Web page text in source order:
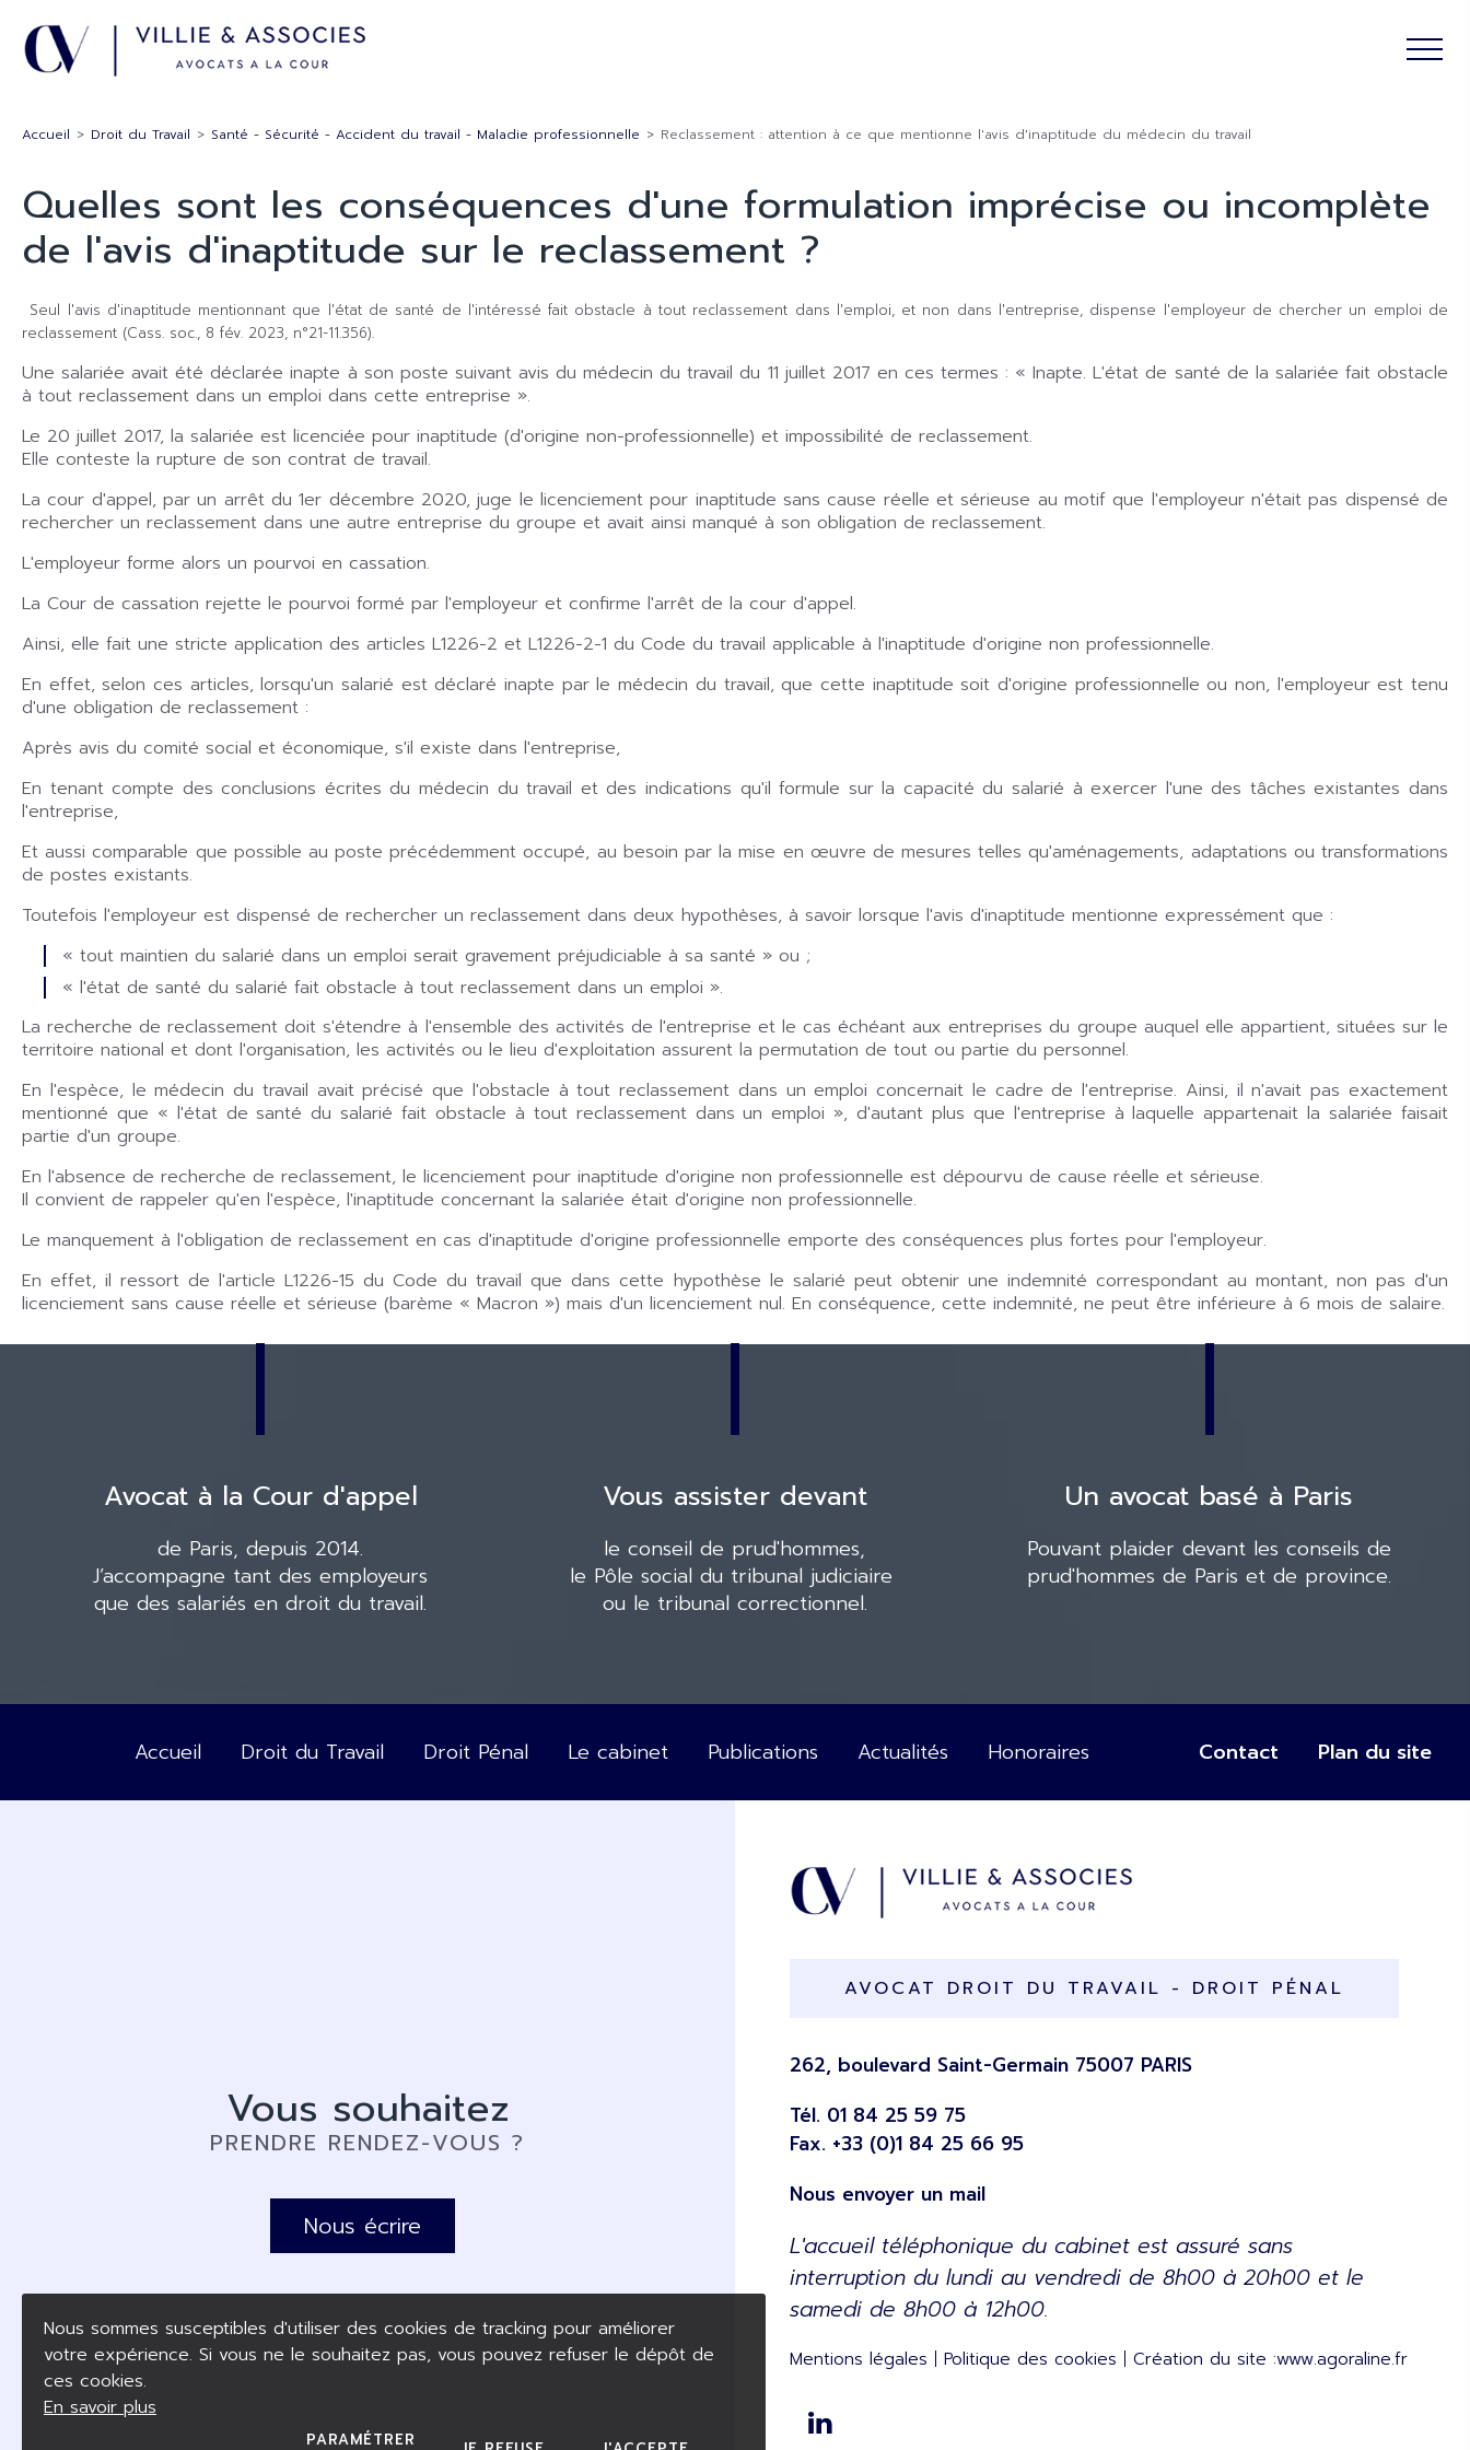
Nous sommes susceptibles d'utiliser des cookies de tracking pour améliorer
votre expérience. Si vous ne le souhaitez pas, vous pouvez refuser le dépôt de
ces cookies.
En savoir plus
PARAMÉTRER
Accueil > Droit du Travail > Santé - Sécurité - Accident du travail - Maladie professionnelle > Reclassement : attention à ce que mentionne l'avis d'inaptitude du médecin du travail
Quelles sont les conséquences d'une formulation imprécise ou incomplète
de l'avis d'inaptitude sur le reclassement ?
Seul l'avis d'inaptitude mentionnant que l'état de santé de l'intéressé fait obstacle à tout reclassement dans l'emploi, et non dans l'entreprise, dispense l'employeur de chercher un emploi de
reclassement (Cass. soc., 8 fév. 2023, n°21-11.356).
Une salariée avait été déclarée inapte à son poste suivant avis du médecin du travail du 11 juillet 2017 en ces termes : « Inapte. L'état de santé de la salariée fait obstacle
à tout reclassement dans un emploi dans cette entreprise ».
Le 20 juillet 2017, la salariée est licenciée pour inaptitude (d'origine non-professionnelle) et impossibilité de reclassement.
Elle conteste la rupture de son contrat de travail.
La cour d'appel, par un arrêt du 1er décembre 2020, juge le licenciement pour inaptitude sans cause réelle et sérieuse au motif que l'employeur n'était pas dispensé de
rechercher un reclassement dans une autre entreprise du groupe et avait ainsi manqué à son obligation de reclassement.
L'employeur forme alors un pourvoi en cassation.
La Cour de cassation rejette le pourvoi formé par l'employeur et confirme l'arrêt de la cour d'appel.
Ainsi, elle fait une stricte application des articles L1226-2 et L1226-2-1 du Code du travail applicable à l'inaptitude d'origine non professionnelle.
En effet, selon ces articles, lorsqu'un salarié est déclaré inapte par le médecin du travail, que cette inaptitude soit d'origine professionnelle ou non, l'employeur est tenu
d'une obligation de reclassement :
Après avis du comité social et économique, s'il existe dans l'entreprise,
En tenant compte des conclusions écrites du médecin du travail et des indications qu'il formule sur la capacité du salarié à exercer l'une des tâches existantes dans
l'entreprise,
Et aussi comparable que possible au poste précédemment occupé, au besoin par la mise en œuvre de mesures telles qu'aménagements, adaptations ou transformations
de postes existants.
Toutefois l'employeur est dispensé de rechercher un reclassement dans deux hypothèses, à savoir lorsque l'avis d'inaptitude mentionne expressément que :
« tout maintien du salarié dans un emploi serait gravement préjudiciable à sa santé » ou ;
« l'état de santé du salarié fait obstacle à tout reclassement dans un emploi ».
La recherche de reclassement doit s'étendre à l'ensemble des activités de l'entreprise et le cas échéant aux entreprises du groupe auquel elle appartient, situées sur le
territoire national et dont l'organisation, les activités ou le lieu d'exploitation assurent la permutation de tout ou partie du personnel.
En l'espèce, le médecin du travail avait précisé que l'obstacle à tout reclassement dans un emploi concernait le cadre de l'entreprise. Ainsi, il n'avait pas exactement
mentionné que « l'état de santé du salarié fait obstacle à tout reclassement dans un emploi », d'autant plus que l'entreprise à laquelle appartenait la salariée faisait
partie d'un groupe.
En l'absence de recherche de reclassement, le licenciement pour inaptitude d'origine non professionnelle est dépourvu de cause réelle et sérieuse.
Il convient de rappeler qu'en l'espèce, l'inaptitude concernant la salariée était d'origine non professionnelle.
Le manquement à l'obligation de reclassement en cas d'inaptitude d'origine professionnelle emporte des conséquences plus fortes pour l'employeur.
En effet, il ressort de l'article L1226-15 du Code du travail que dans cette hypothèse le salarié peut obtenir une indemnité correspondant au montant, non pas d'un
licenciement sans cause réelle et sérieuse (barème « Macron ») mais d'un licenciement nul. En conséquence, cette indemnité, ne peut être inférieure à 6 mois de salaire.
Avocat à la Cour d'appel
de Paris, depuis 2014.
J’accompagne tant des employeurs
que des salariés en droit du travail.
Vous assister devant
le conseil de prud'hommes,
le Pôle social du tribunal judiciaire
ou le tribunal correctionnel.
Un avocat basé à Paris
Pouvant plaider devant les conseils de
prud'hommes de Paris et de province.
Accueil Droit du Travail Droit Pénal Le cabinet Publications Actualités Honoraires Contact Plan du site
Vous souhaitez
PRENDRE RENDEZ-VOUS ?
Nous écrire
AVOCAT DROIT DU TRAVAIL - DROIT PÉNAL
262, boulevard Saint-Germain 75007 PARIS
Tél. 01 84 25 59 75
Fax. +33 (0)1 84 25 66 95
Nous envoyer un mail
L'accueil téléphonique du cabinet est assuré sans
interruption du lundi au vendredi de 8h00 à 20h00 et le
samedi de 8h00 à 12h00.
Mentions légales Politique des cookies Création du site :www.agoraline.fr